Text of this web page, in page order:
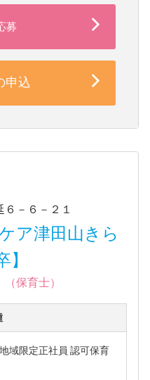
募
申込
－６－２１
ア津田山きら
保育士）
域限定正社員 認可保育